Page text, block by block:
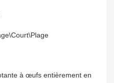
à œufs entièrement en